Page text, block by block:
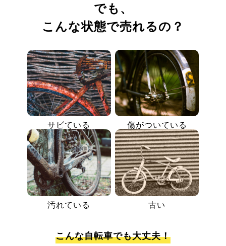
でも、
こんな状態で売れるの？
サビている 傷がついている
汚れている 古い
こんな自転車でも大丈夫！